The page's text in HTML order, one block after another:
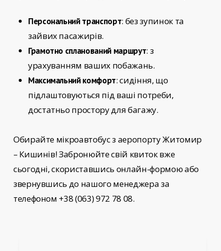
Персональний транспорт: без зупинок та
зайвих пасажирів.
Грамотно спланований маршрут: з
урахуванням ваших побажань.
Максимальний комфорт: сидіння, що
підлаштовуються під ваші потреби,
достатньо простору для багажу.
Обирайте мікроавтобус з аеропорту Житомир
– Кишинів!Забронюйте свій квиток вже
сьогодні, скориставшись онлайн-формою або
звернувшись до нашого менеджера за
телефоном +38 (063) 972 78 08.